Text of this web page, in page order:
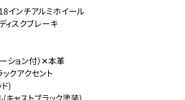
インチアルミホイール
スクブレーキ
ション付）✕本革
ックアクセント
)
キャストブラック塗装)